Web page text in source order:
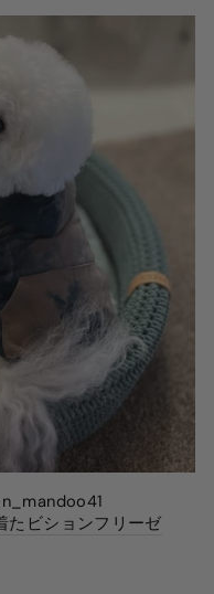
たビションフリーゼ